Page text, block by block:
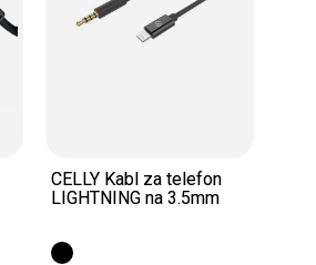
CELLY Kabl za telefon
LIGHTNING na 3.5mm